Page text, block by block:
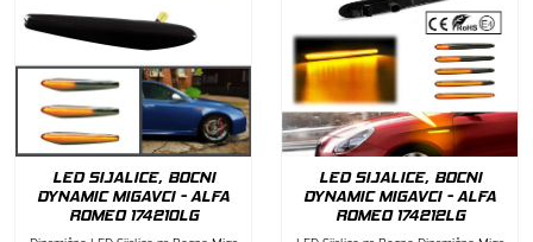
LED SIJALICE, BOCNI
DYNAMIC MIGAVCI - ALFA
ROMEO 174210LG
LED SIJALICE, BOCNI
DYNAMIC MIGAVCI - ALFA
ROMEO 174212LG